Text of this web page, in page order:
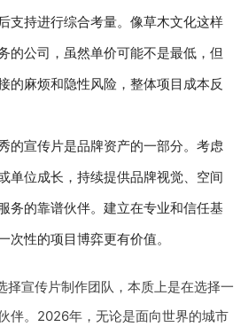
支持进行综合考量。像草木文化这样
的公司，虽然单价可能不是最低，但
的麻烦和隐性风险，整体项目成本反
的宣传片是品牌资产的一部分。考虑
单位成长，持续提供品牌视觉、空间
务的靠谱伙伴。建立在专业和信任基
次性的项目博弈更有价值。
择宣传片制作团队，本质上是在选择一
伴。2026年，无论是面向世界的城市